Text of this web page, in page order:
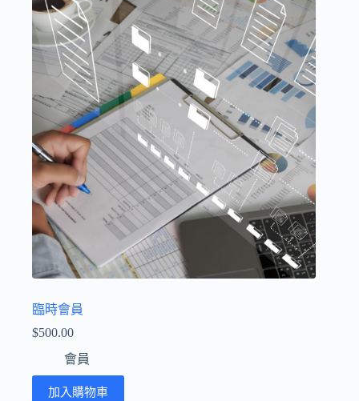
臨時會員
$500.00
會員
加入購物車